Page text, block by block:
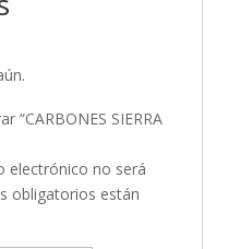
“CARBONES SIERRA
electrónico no será
obligatorios están